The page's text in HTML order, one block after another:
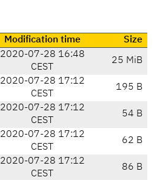
Modification time
Size
2020-07-28 16:48
CEST
25 MiB
2020-07-28 17:12
CEST
195 B
2020-07-28 17:12
CEST
54 B
2020-07-28 17:12
CEST
62 B
2020-07-28 17:12
CEST
86 B